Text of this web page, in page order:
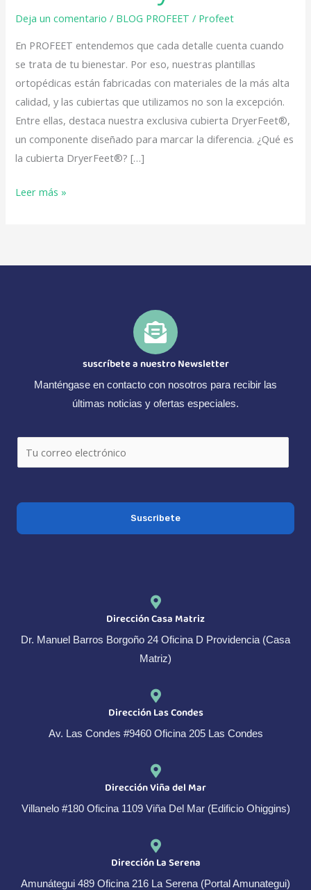
Deja un comentario / BLOG PROFEET / Profeet
En PROFEET entendemos que cada detalle cuenta cuando
se trata de tu bienestar. Por eso, nuestras plantillas
ortopédicas están fabricadas con materiales de la más alta
calidad, y las cubiertas que utilizamos no son la excepción.
Entre ellas, destaca nuestra exclusiva cubierta DryerFeet®,
un componente diseñado para marcar la diferencia. ¿Qué es
la cubierta DryerFeet®? […]
Leer más »
suscríbete a nuestro Newsletter
Manténgase en contacto con nosotros para recibir las
últimas noticias y ofertas especiales.
o
r
o
Suscribete
Dirección Casa Matriz
Dr. Manuel Barros Borgoño 24 Oficina D Providencia (Casa
Matriz)
Dirección Las Condes
Av. Las Condes #9460 Oficina 205 Las Condes
Dirección Viña del Mar
Villanelo #180 Oficina 1109 Viña Del Mar (Edificio Ohiggins)
Dirección La Serena
Amunátegui 489 Oficina 216 La Serena (Portal Amunategui)